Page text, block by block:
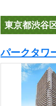
東京都渋谷
パークタワ